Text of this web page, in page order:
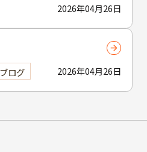
2026年04月26日
2026年04月26日
ログ